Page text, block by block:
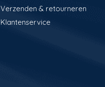
Verzenden & retourneren
Klantenservice